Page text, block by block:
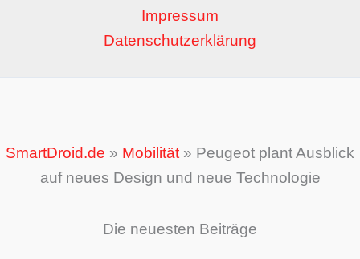
Impressum
Datenschutzerklärung
SmartDroid.de » Mobilität » Peugeot plant Ausblick
auf neues Design und neue Technologie
Die neuesten Beiträge